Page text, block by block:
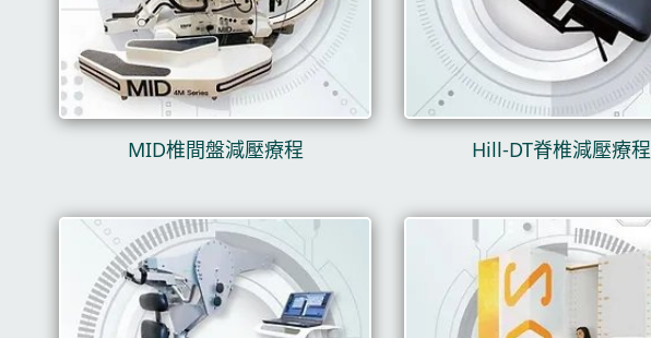
MID椎間盤減壓療程 Hill-DT脊椎減壓療程